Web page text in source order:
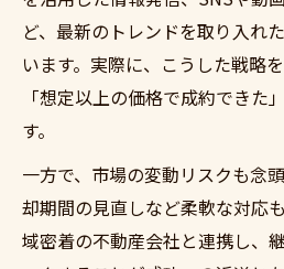
ど、最新のトレンドを取り入れ
います。実際に、こうした戦略
「想定以上の価格で成約できた
す。
一方で、市場の変動リスクも念
却期間の見直しなど柔軟な対応
域密着の不動産会社と連携し、